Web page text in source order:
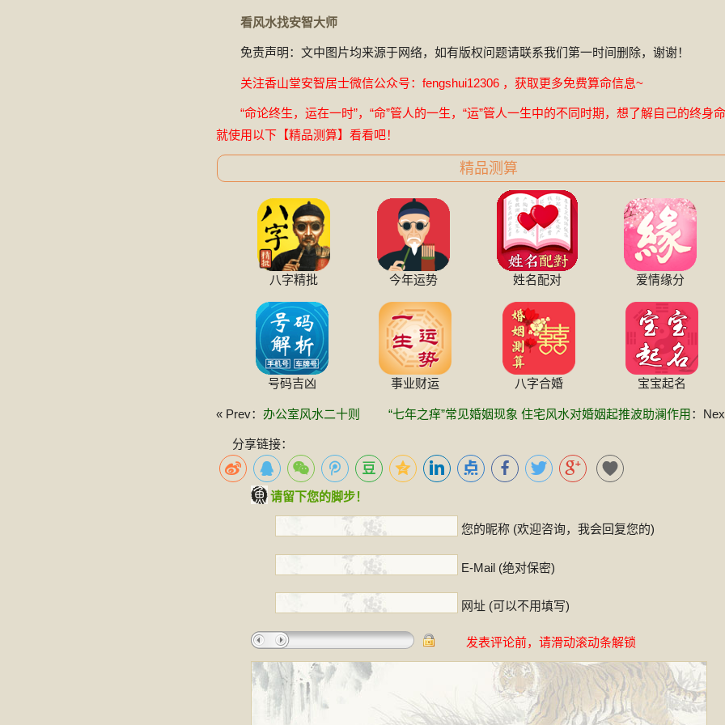
看风水找安智大师
免责声明：文中图片均来源于网络，如有版权问题请联系我们第一时间删除，谢谢！
关注香山堂安智居士微信公众号：fengshui12306 ，获取更多免费算命信息~
“命论终生，运在一时”，“命”管人的一生，“运”管人一生中的不同时期，想了解自己的终身
就使用以下【精品测算】看看吧！
精品测算
八字精批 今年运势 姓名配对 爱情缘分
号码吉凶 事业财运 八字合婚 宝宝起名
« Prev： 办公室风水二十则 “七年之痒”常见婚姻现象 住宅风水对婚姻起推波助澜作用 ：
分享链接：
请留下您的脚步！
您的昵称 (欢迎咨询，我会回复您的)
E-Mail (绝对保密)
网址 (可以不用填写)
发表评论前，请滑动滚动条解锁